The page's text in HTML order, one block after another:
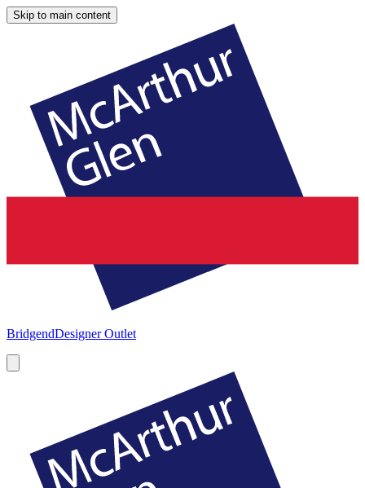
Skip to main content
BridgendDesigner Outlet